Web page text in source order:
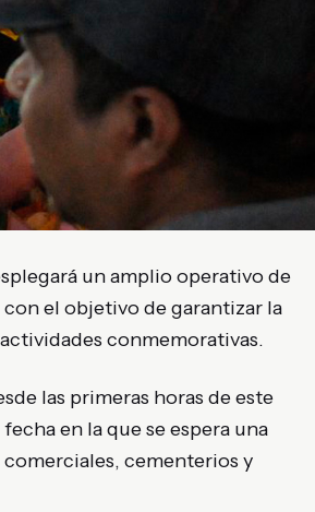
un amplio operativo de
el objetivo de garantizar la
conmemorativas.
las primeras horas de este
en la que se espera una
cementerios y